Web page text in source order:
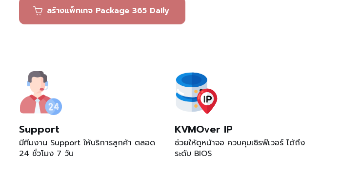
สร้างแพ็กเกจ Package 365 Daily
Support
มีทีมงาน Support ให้บริการลูกค้า ตลอด
24 ชั่วโมง 7 วัน
KVMOver IP
ช่วยให้ดูหน้าจอ ควบคุมเซิรฟ์เวอร์ ได้ถึง
ระดับ BIOS